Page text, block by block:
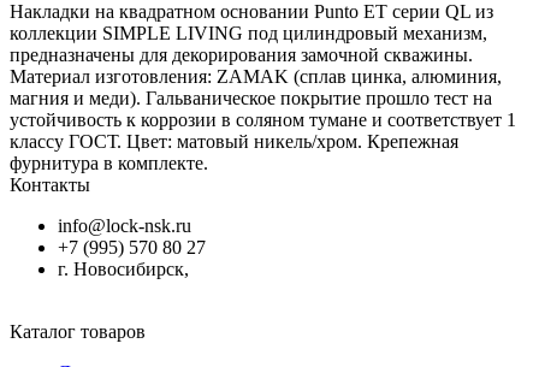
Накладки на квадратном основании Punto ET серии QL из
коллекции SIMPLE LIVING под цилиндровый механизм,
предназначены для декорирования замочной скважины.
Материал изготовления: ZAMAK (сплав цинка, алюминия,
магния и меди). Гальваническое покрытие прошло тест на
устойчивость к коррозии в соляном тумане и соответствует 1
классу ГОСТ. Цвет: матовый никель/хром. Крепежная
фурнитура в комплекте.
Контакты
info@lock-nsk.ru
+7 (995) 570 80 27
г. Новосибирск,
Каталог товаров